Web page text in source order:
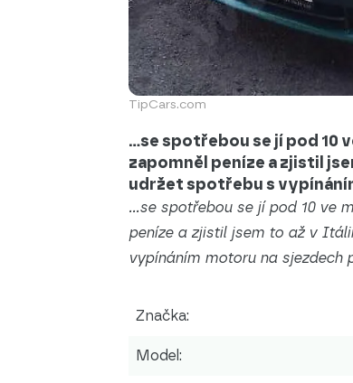
TipCars.com
...se spotřebou se jí pod 10
zapomněl peníze a zjistil
udržet spotřebu s
...se spotřebou se jí pod 10 ve
peníze a zjistil jsem to až v
vypínáním motoru na sjezdech
Značka:
Model: